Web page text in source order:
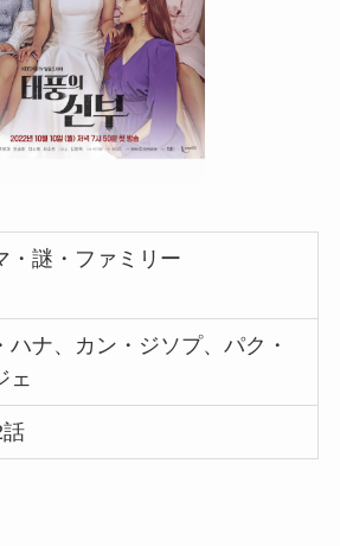
・謎・ファミリー
ハナ、カン・ジソプ、パク・
ェ